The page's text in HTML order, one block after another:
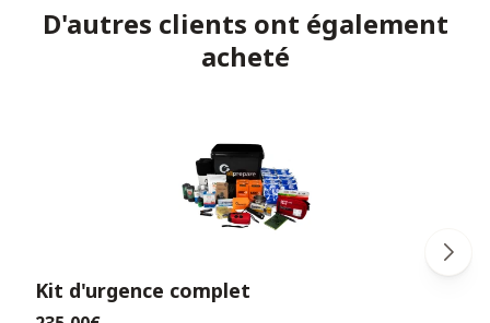
D'autres clients ont également
acheté
Kit d'urgence complet